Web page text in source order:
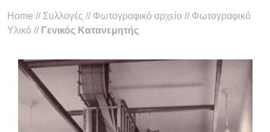
Home // Συλλογές // Φωτογραφικό αρχείο // Φωτογραφικό
Υλικό // Γενικός Kατανεμητής